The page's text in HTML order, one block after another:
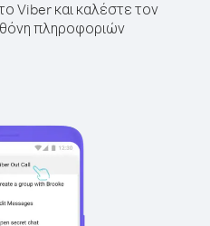
Viber και καλέστε τον
πληροφοριών